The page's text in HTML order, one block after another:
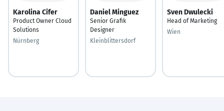
Karolina Cifer
Product Owner Cloud
Solutions
Nürnberg
Daniel Minguez
Senior Grafik
Designer
Kleinblittersdorf
Sven Dwulecki
Head of Marketing
Wien